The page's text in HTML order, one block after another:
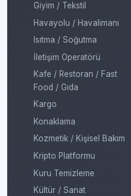
Giyim / Tekstil
Havayolu / Havalimanı
Isıtma / Soğutma
İletişim Operatörü
Kafe / Restoran / Fast
Food / Gıda
Kargo
Konaklama
Kozmetik / Kişisel Bakım
Kripto Platformu
Kuru Temizleme
Kültür / Sanat